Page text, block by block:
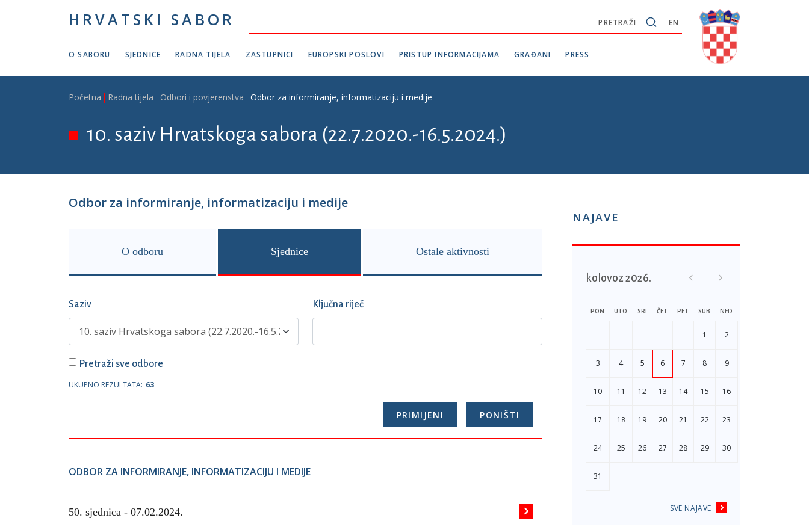
HRVATSKI SABOR EN
PRETRAŽI
O SABORU SJEDNICE RADNA TIJELA ZASTUPNICI EUROPSKI POSLOVI PRISTUP INFORMACIJAMA GRAĐANI PRESS
Breadcrumb
Početna Radna tijela Odbori i povjerenstva Odbor za informiranje, informatizaciju i medije
10. saziv Hrvatskoga sabora (22.7.2020.-16.5.2024.)
Odbor za informiranje, informatizaciju i medije
O odboru Sjednice Ostale aktivnosti
Saziv Ključna riječ
Pretraži sve odbore
UKUPNO REZULTATA: 63
ODBOR ZA INFORMIRANJE, INFORMATIZACIJU I MEDIJE
50. sjednica - 07.02.2024.
NAJAVE
kolovoz 2026.
PON UTO SRI ČET PET SUB NED
1 2
3 4 5 6 7 8 9
10 11 12 13 14 15 16
17 18 19 20 21 22 23
24 25 26 27 28 29 30
31
SVE NAJAVE